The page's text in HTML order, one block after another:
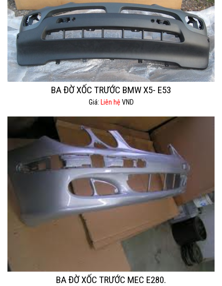
BA ĐỜ XỐC TRƯỚC BMW X5- E53
Giá: Liên hệ VND
BA ĐỜ XỐC TRƯỚC MEC E280.